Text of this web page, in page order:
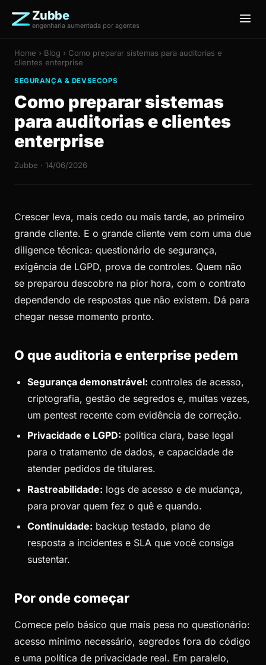
Zubbe
engenharia aumentada por agentes
Home › Blog › Como preparar sistemas para auditorias e
clientes enterprise
SEGURANÇA & DEVSECOPS
Como preparar sistemas
para auditorias e clientes
enterprise
Zubbe · 14/06/2026
Crescer leva, mais cedo ou mais tarde, ao primeiro
grande cliente. E o grande cliente vem com uma due
diligence técnica: questionário de segurança,
exigência de LGPD, prova de controles. Quem não
se preparou descobre na pior hora, com o contrato
dependendo de respostas que não existem. Dá para
chegar nesse momento pronto.
O que auditoria e enterprise pedem
Segurança demonstrável: controles de acesso,
criptografia, gestão de segredos e, muitas vezes,
um pentest recente com evidência de correção.
Privacidade e LGPD: política clara, base legal
para o tratamento de dados, e capacidade de
atender pedidos de titulares.
Rastreabilidade: logs de acesso e de mudança,
para provar quem fez o quê e quando.
Continuidade: backup testado, plano de
resposta a incidentes e SLA que você consiga
sustentar.
Por onde começar
Comece pelo básico que mais pesa no questionário:
acesso mínimo necessário, segredos fora do código
e uma política de privacidade real. Em paralelo,